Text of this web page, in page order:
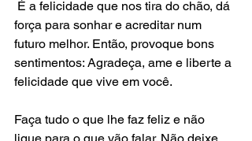
força para sonhar e acreditar num
futuro melhor. Então, provoque bons
sentimentos: Agradeça, ame e liberte a
felicidade que vive em você.
Faça tudo o que lhe faz feliz e não